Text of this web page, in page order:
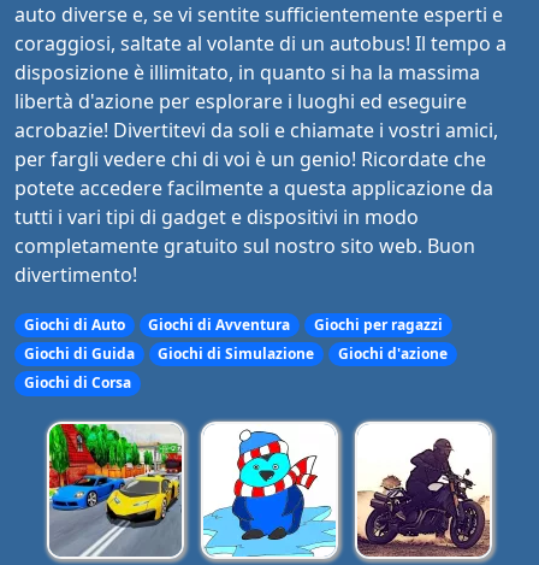
auto diverse e, se vi sentite sufficientemente esperti e
coraggiosi, saltate al volante di un autobus! Il tempo a
disposizione è illimitato, in quanto si ha la massima
libertà d'azione per esplorare i luoghi ed eseguire
acrobazie! Divertitevi da soli e chiamate i vostri amici,
per fargli vedere chi di voi è un genio! Ricordate che
potete accedere facilmente a questa applicazione da
tutti i vari tipi di gadget e dispositivi in modo
completamente gratuito sul nostro sito web. Buon
divertimento!
Giochi di Auto Giochi di Avventura
Giochi per ragazzi
Giochi di Guida
Giochi di Simulazione
Giochi d'azione
Giochi di Corsa